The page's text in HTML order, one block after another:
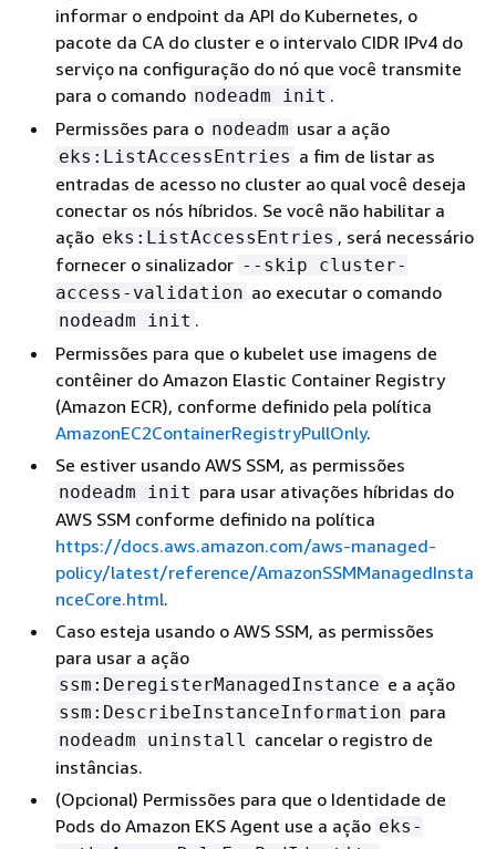
informar o endpoint da API do Kubernetes, o
pacote da CA do cluster e o intervalo CIDR IPv4 do
serviço na configuração do nó que você transmite
para o comando nodeadm init .
Permissões para o nodeadm usar a ação
eks:ListAccessEntries a fim de listar as
entradas de acesso no cluster ao qual você deseja
conectar os nós híbridos. Se você não habilitar a
ação eks:ListAccessEntries , será necessário
fornecer o sinalizador --skip cluster-
access-validation ao executar o comando
nodeadm init .
Permissões para que o kubelet use imagens de
contêiner do Amazon Elastic Container Registry
(Amazon ECR), conforme definido pela política
AmazonEC2ContainerRegistryPullOnly.
Se estiver usando AWS SSM, as permissões
nodeadm init para usar ativações híbridas do
AWS SSM conforme definido na política
https://docs.aws.amazon.com/aws-managed-
policy/latest/reference/AmazonSSMManagedInsta
nceCore.html.
Caso esteja usando o AWS SSM, as permissões
para usar a ação
ssm:DeregisterManagedInstance e a ação
ssm:DescribeInstanceInformation para
nodeadm uninstall
cancelar o registro de
instâncias.
(Opcional) Permissões para que o Identidade de
Pods do Amazon EKS Agent use a ação eks-